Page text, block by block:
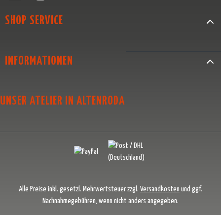
SHOP SERVICE
INFORMATIONEN
UNSER ATELIER IN ALTENRODA
Alle Preise inkl. gesetzl. Mehrwertsteuer zzgl. Versandkosten und ggf.
Nachnahmegebühren, wenn nicht anders angegeben.